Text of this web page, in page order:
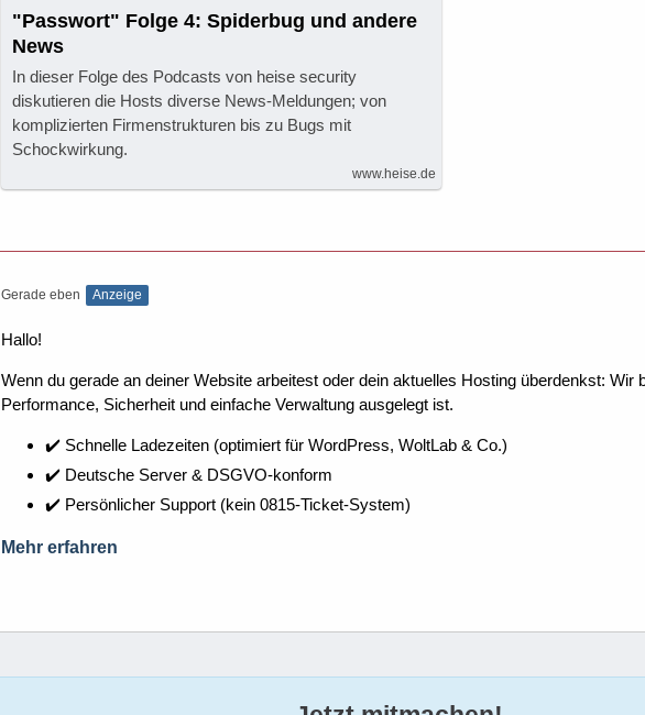
"Passwort" Folge 4: Spiderbug und andere
News
In dieser Folge des Podcasts von heise security
diskutieren die Hosts diverse News-Meldungen; von
komplizierten Firmenstrukturen bis zu Bugs mit
Schockwirkung.
www.heise.de
Gerade eben Anzeige
Hallo!
Wenn du gerade an deiner Website arbeitest oder dein aktuelles Hosting überdenkst:
Performance, Sicherheit und einfache Verwaltung ausgelegt ist.
✔️ Schnelle Ladezeiten (optimiert für WordPress, WoltLab & Co.)
✔️ Deutsche Server & DSGVO-konform
✔️ Persönlicher Support (kein 0815-Ticket-System)
Mehr erfahren